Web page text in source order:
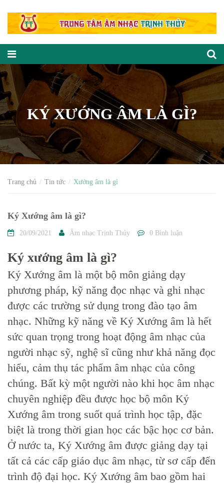
KÝ XƯỚNG ÂM LÀ GÌ?
Trang chủ Tin tức Xướng âm là gì
Ký Xướng âm là gì?
20/09/2021 Âm nhạc Trịnh Thủy 0 Bình luận
Ký xướng âm là gì?
Ký Xướng âm là một bộ môn giảng dạy
phương pháp, kỹ năng đọc nhạc và ghi nhạc
được các trường sử dụng trong đào tạo âm
nhạc. Những kỹ năng về Ký Xướng âm là hết
sức quan trọng trong hoạt động âm nhạc của
người nhạc sỹ, nghệ sĩ cũng như khả năng đọc
hiểu, cảm thụ tác phẩm âm nhạc của công
chúng. Bất kỳ một người nào khi học âm nhạc
chuyên nghiệp đều được học bộ môn Ký
Xướng âm trong suốt quá trình học tập, đặc
biệt là trong thời gian học các bậc học cơ bản.
Ở nước ta, Ký Xướng âm được giảng dạy tại
tất cả các cấp giáo dục âm nhạc, từ sơ cấp đến
trình độ đại học. Ký Xướng âm bao gồm hai